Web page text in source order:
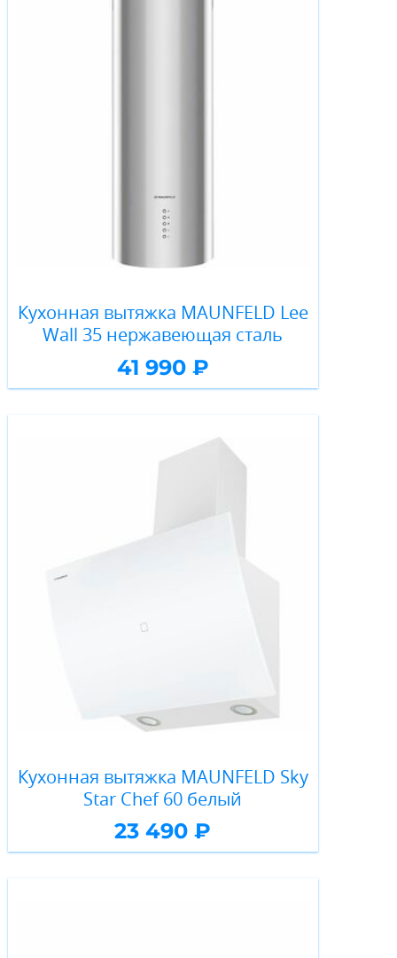
Кухонная вытяжка MAUNFELD Lee
Wall 35 нержавеющая сталь
41 990 ₽
Кухонная вытяжка MAUNFELD Sky
Star Chef 60 белый
23 490 ₽